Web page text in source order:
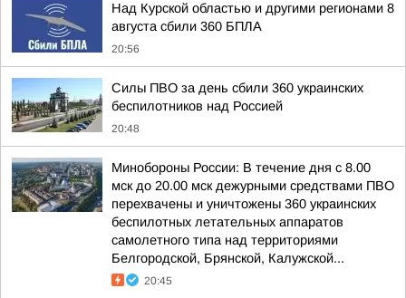
Над Курской областью и другими регионами 8
августа сбили 360 БПЛА
20:56
Силы ПВО за день сбили 360 украинских
беспилотников над Россией
20:48
Минобороны России: В течение дня с 8.00
мск до 20.00 мск дежурными средствами ПВО
перехвачены и уничтожены 360 украинских
беспилотных летательных аппаратов
самолетного типа над территориями
Белгородской, Брянской, Калужской...
20:45